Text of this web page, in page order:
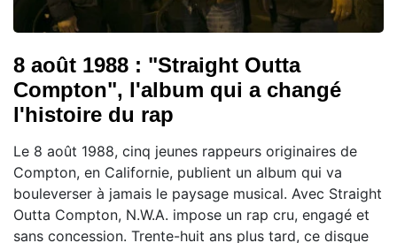
8 août 1988 : "Straight Outta
Compton", l'album qui a changé
l'histoire du rap
Le 8 août 1988, cinq jeunes rappeurs originaires de
Compton, en Californie, publient un album qui va
bouleverser à jamais le paysage musical. Avec Straight
Outta Compton, N.W.A. impose un rap cru, engagé et
sans concession. Trente-huit ans plus tard, ce disque